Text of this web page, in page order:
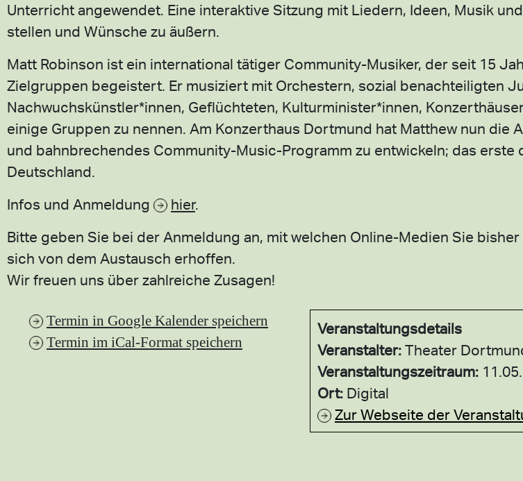
Unterricht angewendet. Eine interaktive Sitzung mit Liedern, Ideen, Musik
stellen und Wünsche zu äußern.
Matt Robinson ist ein international tätiger Community-Musiker, der seit 15
Zielgruppen begeistert. Er musiziert mit Orchestern, sozial benachteiligten
Nachwuchskünstler*innen, Geflüchteten, Kulturminister*innen,
einige Gruppen zu nennen. Am Konzerthaus Dortmund hat Matthew nun die
und bahnbrechendes Community-Music-Programm zu entwickeln; das erste
Deutschland.
Infos und Anmeldung
hier.
Bitte geben Sie bei der Anmeldung an, mit welchen Online-Medien Sie
sich von dem Austausch erhoffen.
Wir freuen uns über zahlreiche Zusagen!
Termin in Google Kalender speichern
Termin im iCal-Format speichern
Veranstaltungsdetails
Veranstalter:Theater
Veranstaltungszeitraum:
Ort: Digital
Zur Webseite der